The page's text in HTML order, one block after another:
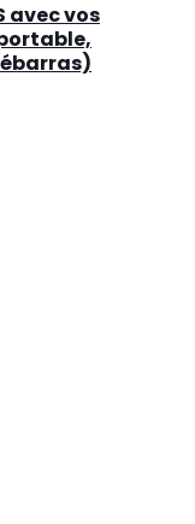
avec vos